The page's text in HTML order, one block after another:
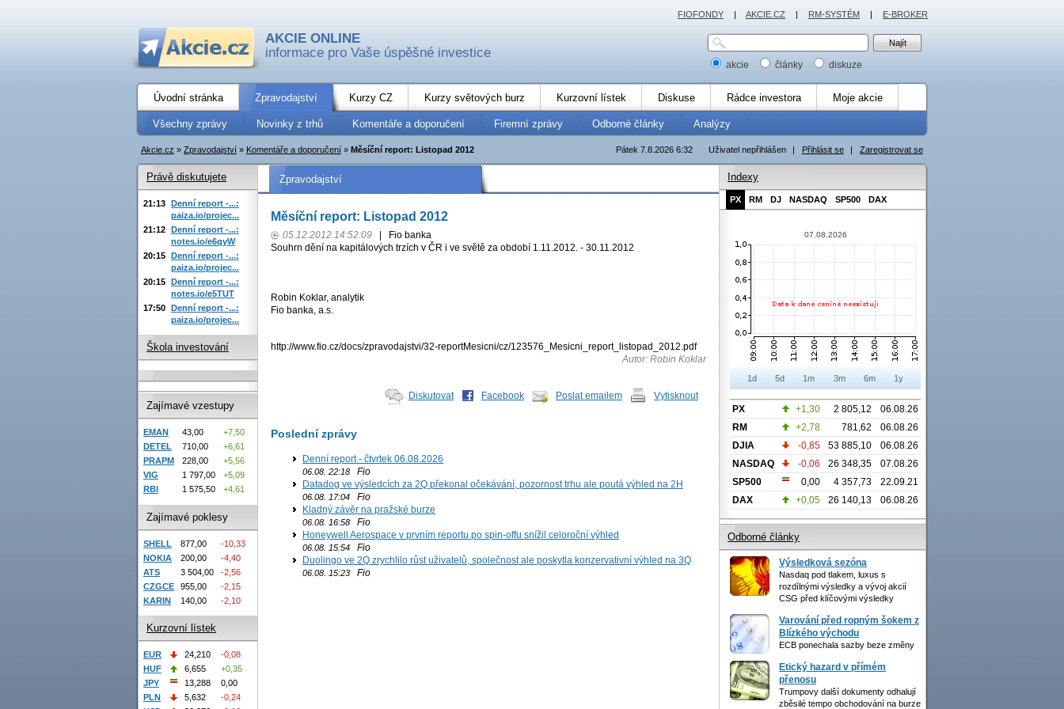
AKCIE ONLINE
informace pro Vaše úspěšné investice
akcie články diskuze
Úvodní stránka Zpravodajství Kurzy CZ Kurzy světových burz Kurzovní lístek Diskuse Rádce investora Moje akcie
Všechny zprávy Novinky z trhů Komentáře a doporučení Firemní zprávy Odborné články Analýzy
Uživatel nepřihlášen | Přihlásit se | Zaregistrovat se
Pátek 7.8.2026 6:32
Akcie.cz » Zpravodajství » Komentáře a doporučení » Měsíční report: Listopad 2012
Zpravodajství
Měsíční report: Listopad 2012
05.12.2012 14:52:09
Fio banka
Souhrn dění na kapitálových trzích v ČR i ve světě za období 1.11.2012. - 30.11.2012
Robin Koklar, analytik
Fio banka, a.s.
http://www.fio.cz/docs/zpravodajstvi/32-reportMesicni/cz/123576_Mesicni_report_listopad_2012.pdf
Autor: Robin Koklar
Diskutovat Facebook Poslat emailem Vytisknout
Poslední zprávy
Denní report - čtvrtek 06.08.2026
06.08. 22:18 Fio
Datadog ve výsledcích za 2Q překonal očekávání, pozornost trhu ale poutá výhled na 2H
06.08. 17:04 Fio
Kladný závěr na pražské burze
06.08. 16:58 Fio
Honeywell Aerospace v prvním reportu po spin-offu snížil celoroční výhled
06.08. 15:54 Fio
Duolingo ve 2Q zrychlilo růst uživatelů, společnost ale poskytla konzervativní výhled na 3Q
06.08. 15:23 Fio
Právě diskutujete
21:13 Denní report -...:
paiza.io/projec...
21:12 Denní report -...:
notes.io/e6qyW
20:15 Denní report -...:
paiza.io/projec...
20:15 Denní report -...:
notes.io/e5TUT
17:50 Denní report -...:
paiza.io/projec...
Škola investování
Zajímavé vzestupy
EMAN 43,00
+7,50
DETEL
710,00
+6,61
PRAPM
228,00
+5,56
VIG
1 797,00
+5,09
RBI
1 575,50 +4,61
Zajímavé poklesy
SHELL 877,00
-10,33
NOKIA
200,00
-4,40
ATS
3 504,00
-2,56
CZGCE
955,00
-2,15
KARIN
140,00 -2,10
Kurzovní lístek
EUR 24,210
-0,08
HUF
6,655
+0,35
JPY
13,288
0,00
PLN
5,632
-0,24
Indexy
PX RM DJ NASDAQ SP500 DAX
07.08.2026
1d 5d 1m 3m 6m 1y
PX +1,30 2 805,12
06.08.26
RM
+2,78 781,62
06.08.26
DJIA
-0,85 53 885,10
06.08.26
NASDAQ
-0,06 26 348,35
07.08.26
SP500
0,00 4 357,73
22.09.21
DAX
+0,05 26 140,13 06.08.26
Odborné články
Výsledková sezóna
Nasdaq pod tlakem, luxus s
rozdílnými výsledky a vývoj akcií
CSG před klíčovými výsledky
Varování před ropným šokem z
Blízkého východu
ECB ponechala sazby beze změny
Etický hazard v přímém
přenosu
Trumpovy další dokumenty odhalují
zběsilé tempo obchodování na burze
FIOFONDY | AKCIE.CZ | RM-SYSTÉM | E-BROKER